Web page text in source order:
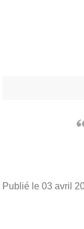
Publié le 03 avril